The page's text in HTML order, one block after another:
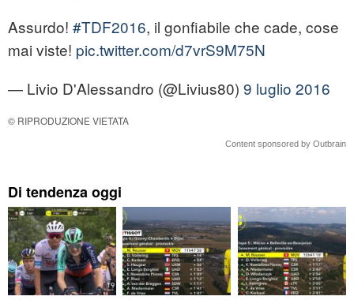
Assurdo! #TDF2016, il gonfiabile che cade, cose
mai viste! pic.twitter.com/d7vrS9M75N
— Livio D'Alessandro (@Livius80) 9 luglio 2016
© RIPRODUZIONE VIETATA
Content sponsored by Outbrain
Di tendenza oggi